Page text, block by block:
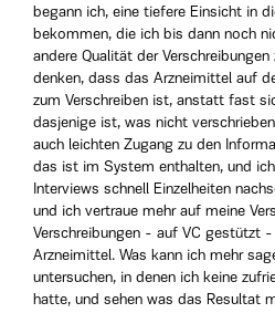
begann ich, eine tiefere Einsicht in
bekommen, die ich bis dann noch
andere Qualität der
denken, dass das Arzneimittel auf
zum Verschreiben ist, anstatt fast
dasjenige ist, was nicht
auch leichten Zugang zu den
das ist im System enthalten, und
Interviews schnell Einzelheiten
und ich vertraue mehr auf meine
Verschreibungen - auf VC gestützt
Arzneimittel. Was kann ich mehr
untersuchen, in denen ich keine
hatte, und sehen was das Resultat